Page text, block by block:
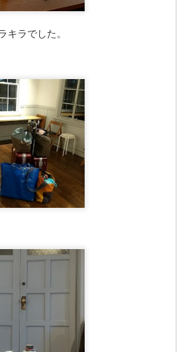
ラでした。